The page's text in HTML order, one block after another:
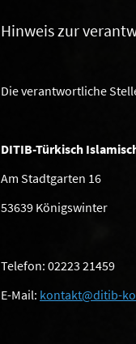
Hinweis zur
Die verantwortliche
DITIB-Türkisch
Am Stadtgarten 16
53639 Königswinter
Telefon: 02223 21459
E-Mail: kontakt@ditib-